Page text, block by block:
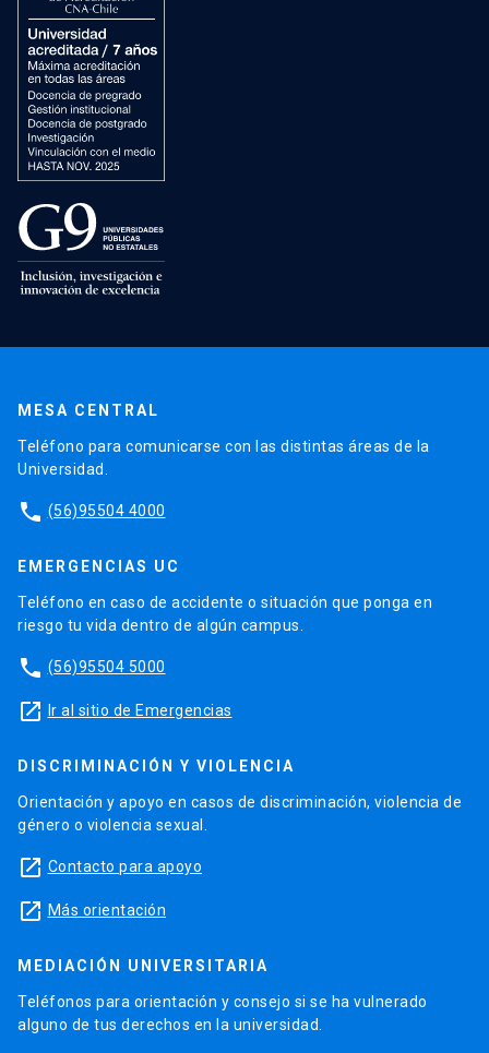
MESA CENTRAL
Teléfono para comunicarse con las distintas áreas de la
Universidad.
phone (56)95504 4000
EMERGENCIAS UC
Teléfono en caso de accidente o situación que ponga en
riesgo tu vida dentro de algún campus.
phone (56)95504 5000
launch Ir al sitio de Emergencias
DISCRIMINACIÓN Y VIOLENCIA
Orientación y apoyo en casos de discriminación, violencia de
género o violencia sexual.
launch Contacto para apoyo
launch Más orientación
MEDIACIÓN UNIVERSITARIA
Teléfonos para orientación y consejo si se ha vulnerado
alguno de tus derechos en la universidad.